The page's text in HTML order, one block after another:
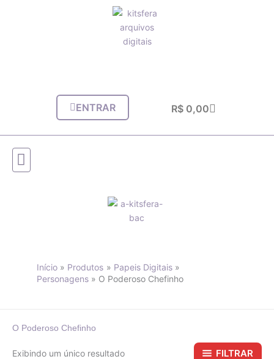
ENTRAR R$ 0,00Carrinho
Início Produtos
Papeis Digitais
Personagens
O Poderoso Chefinho
O Poderoso Chefinho
Exibindo um único resultado FILTRAR